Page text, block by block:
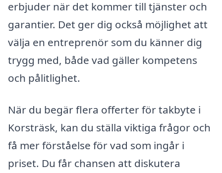
erbjuder när det kommer till tjänster och
garantier. Det ger dig också möjlighet att
välja en entreprenör som du känner dig
trygg med, både vad gäller kompetens
och pålitlighet.
När du begär flera offerter för takbyte i
Korsträsk, kan du ställa viktiga frågor och
få mer förståelse för vad som ingår i
priset. Du får chansen att diskutera